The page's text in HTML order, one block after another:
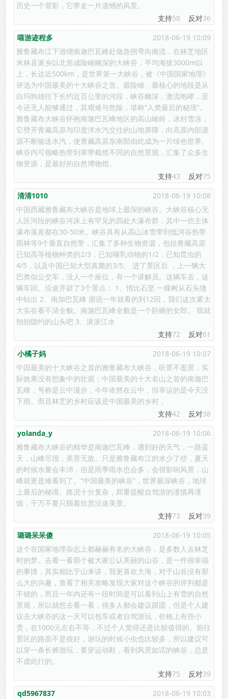
历史一个背影，它带走一片遗憾的风景。
支持58 反对36
嘻游迹程多
2018-06-19 10:09
雅鲁藏布江下游绕南迦巴瓦峰处做急拐弯向南流，在林芝地区
米林县派乡以北形成险峻幽深的大峡谷，平均海拔3000m以
上，长达近500km，是世界第一大峡谷，被《中国国家地理》
评选为中国最美的十大峡谷之首。最险峻、最核心的地段是从
白玛狗雄往下长约近百公里的河段，峡谷幽深，激流咆哮，至
今还无人能够通过，其艰难与危险，堪称“人类最后的秘境”。
雅鲁藏布大峡谷怀抱南迦巴瓦峰地区的高山峻岭，冰封雪冻，
它劈开青藏高原与印度洋水汽交往的山地屏障，向高原内部源
源不断输送水汽，使青藏高原东南部由此成为一片绿色世界。
峡谷内可领略热带到寒带截然不同的自然景观，汇集了众多生
物资源，是最好的自然博物馆。
支持43 反对75
清清1010
2018-06-19 10:08
中国西藏雅鲁藏布大峡谷是地球上最深的峡谷。大峡谷核心无
人区河段的峡谷河床上有罕见的四处大瀑布群，其中一些主体
瀑布落差都在30-50米。峡谷具有从高山冰雪带到低河谷热带
雨林等9个垂直自然带，汇集了多种生物资源，包括青藏高原
已知高等植物种类的2/3，已知哺乳动物的1/2，已知昆虫的
4/5，以及中国已知大型真菌的3/5。 进了景区后 ，上一辆大
巴类似公交车，没人一个座位，有一个讲解员。这辆车去，这
辆车回。沿途开辟了3个景点： 1、情比石坚 一棵树从石头缝
中钻出 2、南加巴瓦峰 据说一年就看的到12回，我们这次雾太
大实在看不清全貌。南迦巴瓦峰全貌是一个卧睡的女郎。 我就
拍拍隐约的山头吧 3、滚滚江水
支持72 反对61
小橘子妈
2018-06-19 10:07
中国最美的十大峡谷之首的雅鲁藏布大峡谷，听景不逛景，实
际效果没有想象中的壮观；中国最美的十大名山之首的南迦巴
瓦峰，号称是云中漫步，今年依然在云中，但幸运的是今天没
下雨。而且林芝的乡村应该是中国最美的乡村，
支持42 反对38
yolanda_y
2018-06-19 10:06
雅鲁藏布大峡谷的精华是南迦巴瓦峰，遇到好的天气，一路蓝
天，山峰尽现，美景无敌。只是雅鲁藏布江的水少了些，夏天
的时候水量会丰沛，但是雨季雨水也会多，会很影响风景，山
峰就更是难看到了。“中国最美的峡谷”，世界最深峡谷，地球
上最后的秘境。路况十分复杂，郑重提醒自驾游的谨慎再谨
慎，千万不要只顾着欣赏沿途美景。
支持73 反对39
璐璐呆呆傻
2018-06-19 10:05
这个在国家地理杂志上都赫赫有名的大峡谷，是多数人去林芝
时的梦。去看一看那个被大家公认美丽的山谷，是一件很幸福
的事情，其实相比于山来讲，我更喜欢大海，对于山谷没有那
么大的兴趣，查看了相关攻略发现大家对这个峡谷的评判都是
不错的，而且一年内还有一段时间是可以看到山上有雪的自然
景观，所以就想去看一看，很多人都会建议跟团，但是个人建
议去大峡谷的这一天可以包车或者自驾游玩，价格上有些小
贵，在1000元左右不等，不过个人觉得还是比较值得的。前往
景区的路面不是很好，游玩的时候小虫也比较多，所以建议可
以穿一条长裤游玩，要穿运动鞋，看到风景如话的峡谷，总是
不虚此行的。
支持75 反对39
qd5967837
2018-06-19 10:03